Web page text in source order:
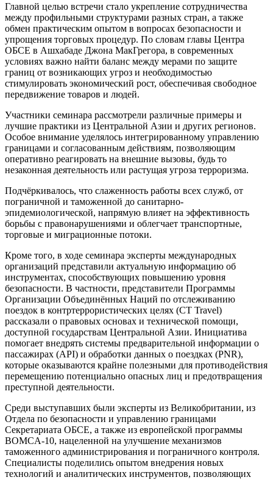
Главной целью встречи стало укрепление сотрудничества
между профильными структурами разных стран, а также
обмен практическим опытом в вопросах безопасности и
упрощения торговых процедур. По словам главы Центра
ОБСЕ в Ашхабаде Джона МакГрегора, в современных
условиях важно найти баланс между мерами по защите
границ от возникающих угроз и необходимостью
стимулировать экономический рост, обеспечивая свободное
передвижение товаров и людей.
Участники семинара рассмотрели различные примеры и
лучшие практики из Центральной Азии и других регионов.
Особое внимание уделялось интегрированному управлению
границами и согласованным действиям, позволяющим
оперативно реагировать на внешние вызовы, будь то
незаконная деятельность или растущая угроза терроризма.
Подчёркивалось, что слаженность работы всех служб, от
пограничной и таможенной до санитарно-
эпидемиологической, напрямую влияет на эффективность
борьбы с правонарушениями и облегчает транспортные,
торговые и миграционные потоки.
Кроме того, в ходе семинара эксперты международных
организаций представили актуальную информацию об
инструментах, способствующих повышению уровня
безопасности. В частности, представители Программы
Организации Объединённых Наций по отслеживанию
поездок в контртеррористических целях (CT Travel)
рассказали о правовых основах и технической помощи,
доступной государствам Центральной Азии. Инициатива
помогает внедрять системы предварительной информации о
пассажирах (API) и обработки данных о поездках (PNR),
которые оказываются крайне полезными для противодействия
перемещению потенциально опасных лиц и предотвращения
преступной деятельности.
Среди выступавших были эксперты из Великобритании, из
Отдела по безопасности и управлению границами
Секретариата ОБСЕ, а также из европейской программы
BOMCA-10, нацеленной на улучшение механизмов
таможенного администрирования и пограничного контроля.
Специалисты поделились опытом внедрения новых
технологий и аналитических инструментов, позволяющих